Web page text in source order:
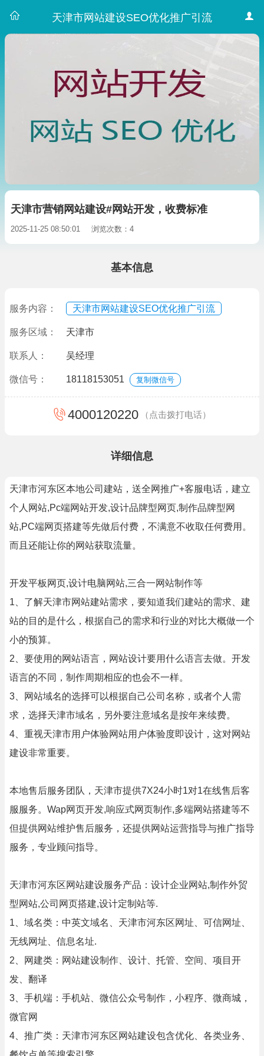
天津市网站建设SEO优化推广引流
天津市营销网站建设#网站开发，收费标准
2025-11-25 08:50:01 浏览次数：4
基本信息
服务内容： 天津市网站建设SEO优化推广引流
服务区域： 天津市
联系人： 吴经理
微信号： 18118153051 复制微信号
4000120220 （点击拨打电话）
详细信息
天津市河东区本地公司建站，送全网推广+客服电话，建立
个人网站,Pc端网站开发,设计品牌型网页,制作品牌型网
站,PC端网页搭建等先做后付费，不满意不收取任何费用。
而且还能让你的网站获取流量。
开发平板网页,设计电脑网站,三合一网站制作等
1、了解天津市网站建站需求，要知道我们建站的需求、建
站的目的是什么，根据自己的需求和行业的对比大概做一个
小的预算。
2、要使用的网站语言，网站设计要用什么语言去做。开发
语言的不同，制作周期相应的也会不一样。
3、网站域名的选择可以根据自己公司名称，或者个人需
求，选择天津市域名，另外要注意域名是按年来续费。
4、重视天津市用户体验网站用户体验度即设计，这对网站
建设非常重要。
本地售后服务团队，天津市提供7X24小时1对1在线售后客
服服务。Wap网页开发,响应式网页制作,多端网站搭建等不
但提供网站维护售后服务，还提供网站运营指导与推广指导
服务，专业顾问指导。
天津市河东区网站建设服务产品：设计企业网站,制作外贸
型网站,公司网页搭建,设计定制站等.
1、域名类：中英文域名、天津市河东区网址、可信网址、
无线网址、信息名址.
2、网建类：网站建设制作、设计、托管、空间、项目开
发、翻译
3、手机端：手机站、微信公众号制作，小程序、微商城，
微官网
4、推广类：天津市河东区网站建设包含优化、各类业务、